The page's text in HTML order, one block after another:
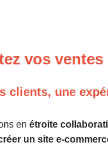
vos
clients, une
en étroite
un site e-